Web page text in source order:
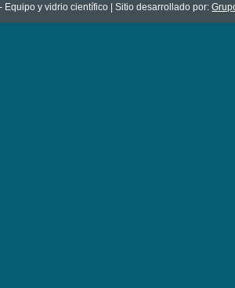
Equipo y vidrio científico | Sitio desarrollado por: